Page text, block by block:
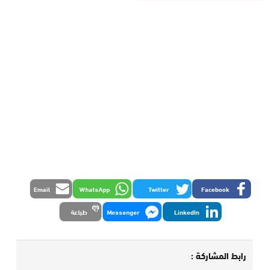
Facebook
Twitter
WhatsApp
Email
LinkedIn
Messenger طباعة
رابط المشاركة :